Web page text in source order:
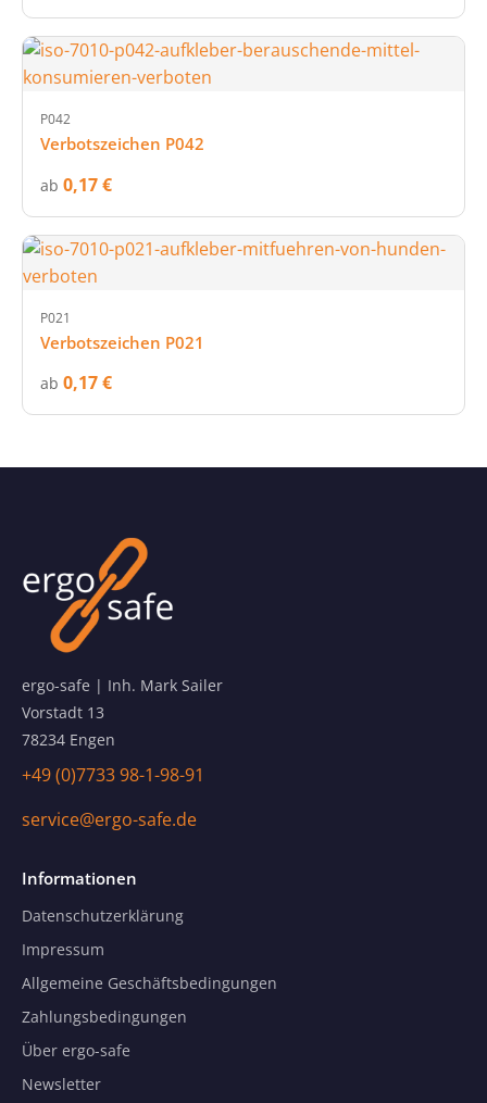
P042
Verbotszeichen P042
ab 0,17 €
P021
Verbotszeichen P021
ab 0,17 €
ergo-safe | Inh. Mark Sailer
Vorstadt 13
78234 Engen
+49 (0)7733 98-1-98-91
service@ergo-safe.de
Informationen
Datenschutzerklärung
Impressum
Allgemeine Geschäftsbedingungen
Zahlungsbedingungen
Über ergo-safe
Newsletter